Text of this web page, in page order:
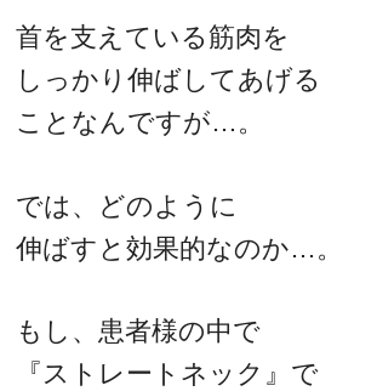
首を支えている筋肉を
しっかり伸ばしてあげる
ことなんですが…。
では、どのように
伸ばすと効果的なのか…。
もし、患者様の中で
『ストレートネック』で